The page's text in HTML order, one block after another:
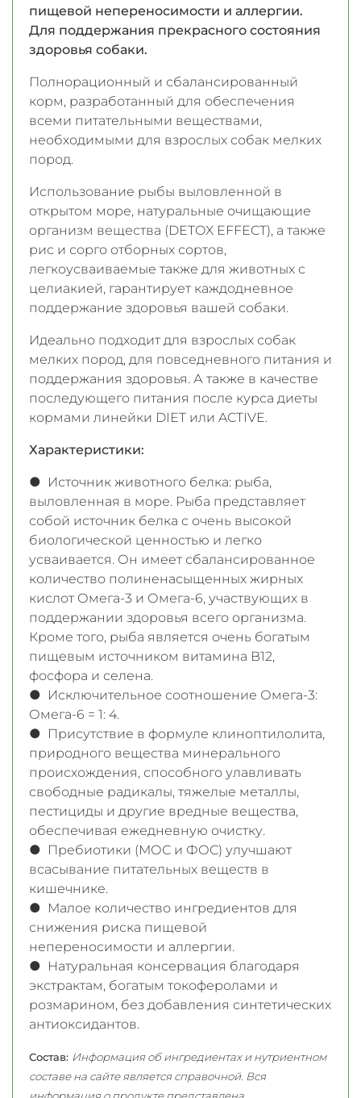
пищевой непереносимости и аллергии.
Для поддержания прекрасного состояния
здоровья собаки.
Полнорационный и сбалансированный
корм, разработанный для обеспечения
всеми питательными веществами,
необходимыми для взрослых собак мелких
пород.
Использование рыбы выловленной в
открытом море, натуральные очищающие
организм вещества (DETOX EFFECT), а также
рис и сорго отборных сортов,
легкоусваиваемые также для животных с
целиакией, гарантирует каждодневное
поддержание здоровья вашей собаки.
Идеально подходит для взрослых собак
мелких пород, для повседневного питания и
поддержания здоровья. А также в качестве
последующего питания после курса диеты
кормами линейки DIET или ACTIVE.
Характеристики:
● Источник животного белка: рыба,
выловленная в море. Рыба представляет
собой источник белка с очень высокой
биологической ценностью и легко
усваивается. Он имеет сбалансированное
количество полиненасыщенных жирных
кислот Омега-3 и Омега-6, участвующих в
поддержании здоровья всего организма.
Кроме того, рыба является очень богатым
пищевым источником витамина B12,
фосфора и селена.
● Исключительное соотношение Омега-3:
Омега-6 = 1: 4.
● Присутствие в формуле клиноптилолита,
природного вещества минерального
происхождения, способного улавливать
свободные радикалы, тяжелые металлы,
пестициды и другие вредные вещества,
обеспечивая ежедневную очистку.
● Пребиотики (МОС и ФОС) улучшают
всасывание питательных веществ в
кишечнике.
● Малое количество ингредиентов для
снижения риска пищевой
непереносимости и аллергии.
● Натуральная консервация благодаря
экстрактам, богатым токоферолами и
розмарином, без добавления синтетических
антиоксидантов.
Состав: Информация об ингредиентах и нутриентном
составе на сайте является справочной. Вся
информация о продукте представлена